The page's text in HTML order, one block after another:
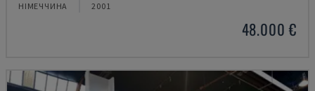
НІМЕЧЧИНА 2001
48.000 €